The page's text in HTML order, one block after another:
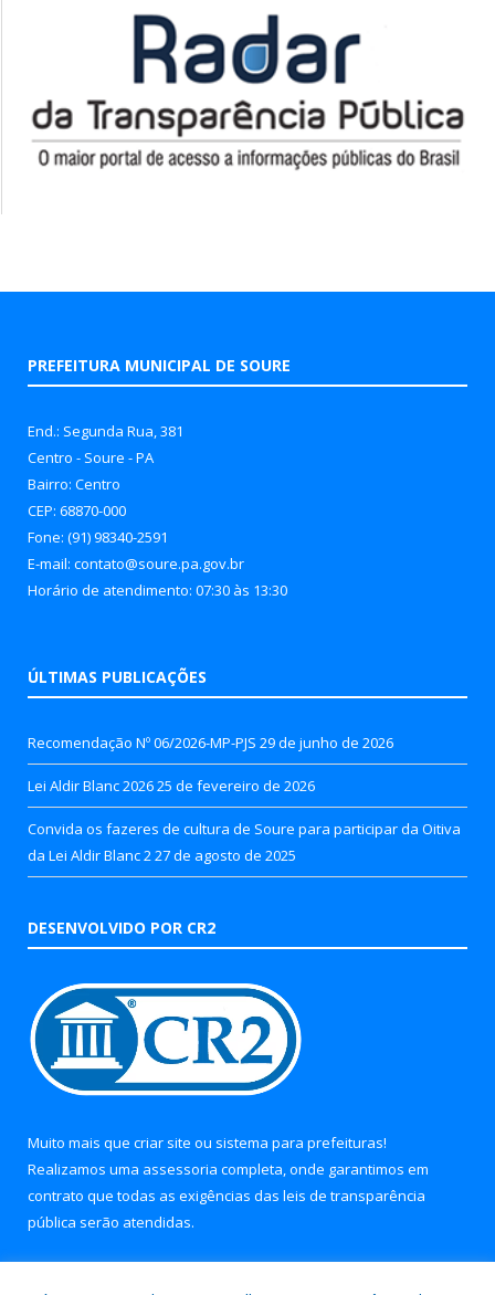
PREFEITURA MUNICIPAL DE SOURE
End.: Segunda Rua, 381
Centro - Soure - PA
Bairro: Centro
CEP: 68870-000
Fone: (91) 98340-2591
E-mail: contato@soure.pa.gov.br
Horário de atendimento: 07:30 às 13:30
ÚLTIMAS PUBLICAÇÕES
Recomendação Nº 06/2026-MP-PJS 29 de junho de 2026
Lei Aldir Blanc 202625 de fevereiro de 2026
Convida os fazeres de cultura de Soure para participar da Oitiva
da Lei Aldir Blanc 2 27 de agosto de 2025
DESENVOLVIDO POR CR2
Muito mais que criar site ou sistema para prefeituras!
Realizamos uma assessoria completa, onde garantimos em
contrato que todas as exigências das leis de transparência
pública serão atendidas.